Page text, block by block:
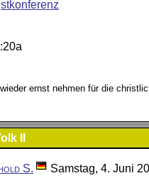
ernst nehmen für die
II
S.
Samstag, 4. Juni